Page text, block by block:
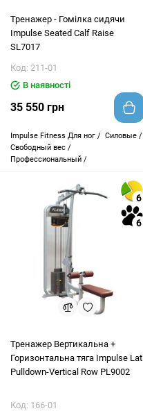
Тренажер - Гомілка сидячи
Impulse Seated Calf Raise
SL7017
Код: 211-01
В наявності
35 550 грн
Impulse Fitness Для ног / Силовые /
Свободный вес /
Профессиональный /
6
6
Тренажер Вертикальна +
Горизонтальна тяга Impulse Lat
Pulldown-Vertical Row PL9002
Код: 166-01